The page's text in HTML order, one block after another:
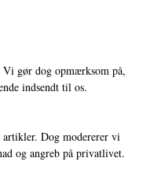
gør dog opmærksom på,
indsendt til os.
Dog modererer vi
og angreb på privatlivet.